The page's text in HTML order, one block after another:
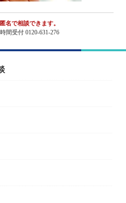
名で相談できます。
間受付 0120-631-276